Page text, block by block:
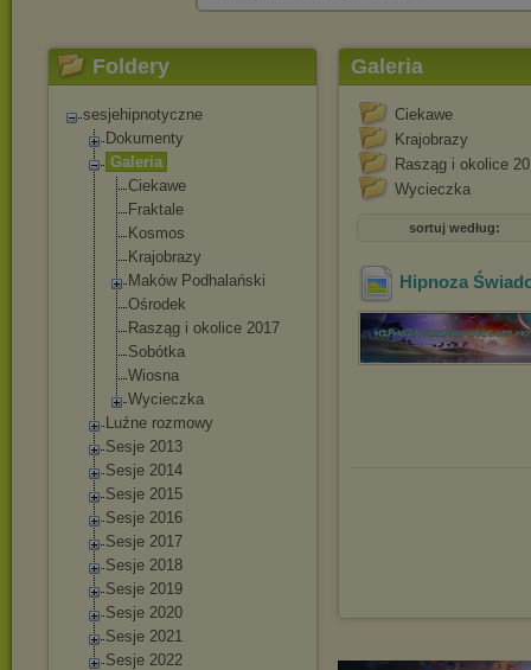
Foldery
sesjehipnotyczne
Dokumenty
Galeria
Ciekawe
Fraktale
Kosmos
Krajobrazy
Maków Podhalański
Ośrodek
Rasząg i okolice 2017
Sobótka
Wiosna
Wycieczka
Luźne rozmowy
Sesje 2013
Sesje 2014
Sesje 2015
Sesje 2016
Sesje 2017
Sesje 2018
Sesje 2019
Sesje 2020
Sesje 2021
Sesje 2022
Galeria
Ciekawe
Krajobrazy
Rasząg i okolice
Wycieczka
sortuj według:
Hipnoza